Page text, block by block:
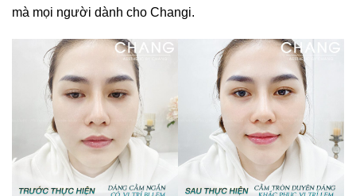
mà mọi người dành cho Changi.